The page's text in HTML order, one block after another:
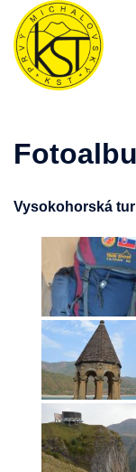
Preskočiť
obsah
Vysokohorská